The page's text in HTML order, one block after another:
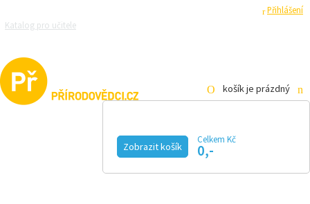
Přihlášení
Katalog pro učitele
košík je prázdný
Zobrazit košík
Celkem Kč
0,-